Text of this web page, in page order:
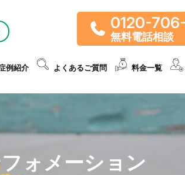
0120-
無料電話相談
例紹介 よくあるご質問 料金一覧
ォメーション